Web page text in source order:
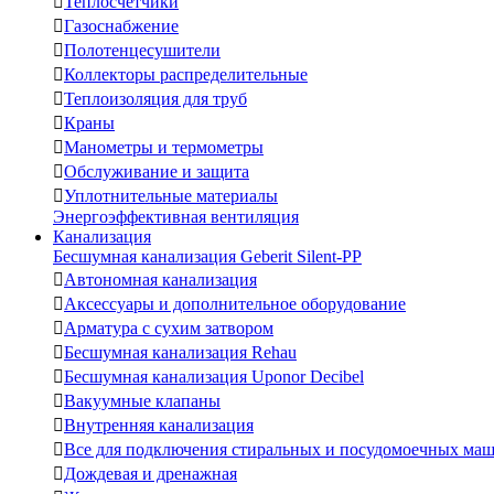
Газоснабжение
Полотенцесушители
Коллекторы распределительные
Теплоизоляция для труб
Краны
Манометры и термометры
Обслуживание и защита
Уплотнительные материалы
Энергоэффективная вентиляция
Канализация
Бесшумная канализация Geberit Silent-PP
Автономная канализация
Аксессуары и дополнительное оборудование
Арматура с сухим затвором
Бесшумная канализация Rehau
Бесшумная канализация Uponor Decibel
Вакуумные клапаны
Внутренняя канализация
Все для подключения стиральных и посудомоечных
Дождевая и дренажная